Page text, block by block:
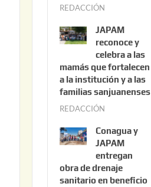
REDACCIÓN
s
t
o
3
0
2
6
JAPAM
reconoce y
celebra a las
mamás que fortalecen
a la institución y a las
familias sanjuanenses
REDACCIÓN
n
i
o
3
Conagua y
JAPAM
entregan
obra de drenaje
sanitario en beneficio